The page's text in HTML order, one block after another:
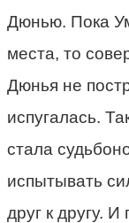
Дюнью. Пока
места, то
Дюнья не
испугалась.
стала
испытывать
друг к другу.